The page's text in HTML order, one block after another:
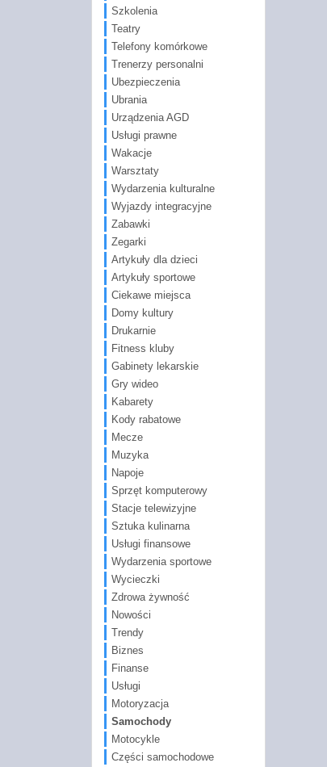
Szkolenia
Teatry
Telefony komórkowe
Trenerzy personalni
Ubezpieczenia
Ubrania
Urządzenia AGD
Usługi prawne
Wakacje
Warsztaty
Wydarzenia kulturalne
Wyjazdy integracyjne
Zabawki
Zegarki
Artykuły dla dzieci
Artykuły sportowe
Ciekawe miejsca
Domy kultury
Drukarnie
Fitness kluby
Gabinety lekarskie
Gry wideo
Kabarety
Kody rabatowe
Mecze
Muzyka
Napoje
Sprzęt komputerowy
Stacje telewizyjne
Sztuka kulinarna
Usługi finansowe
Wydarzenia sportowe
Wycieczki
Zdrowa żywność
Nowości
Trendy
Biznes
Finanse
Usługi
Motoryzacja
Samochody
Motocykle
Części samochodowe